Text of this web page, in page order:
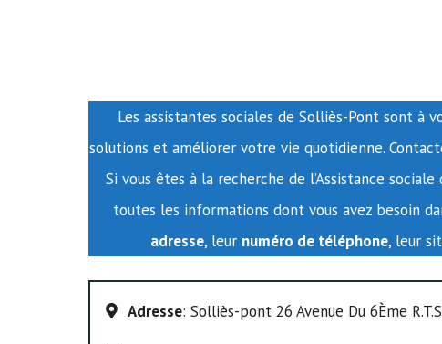
Les assistantes sociales de Solliès-Pont sont à
solutions et améliorer votre vie quotidienne.
Si vous êtes à la recherche de l’Assistance
toutes les informations dont vous avez besoin
adresse, leur numéro de téléphone, leur
Adresse: Solliès-pont 26 Avenue Du 6Ème